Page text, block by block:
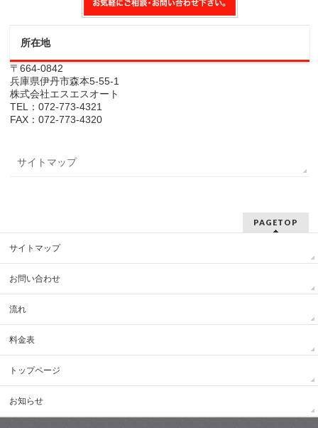
所在地
〒664-0842
兵庫県伊丹市森本5-55-1
株式会社エスエスオート
TEL：072-773-4321
FAX：072-773-4320
サイトマップ
PAGETOP
サイトマップ
お問い合わせ
流れ
料金表
トップページ
お知らせ